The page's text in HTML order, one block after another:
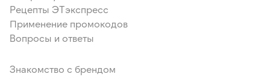
Рецепты ЭТэкспресс
Применение промокодов
Вопросы и ответы
Знакомство с брендом